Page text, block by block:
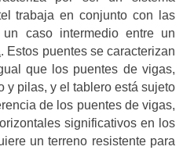
trabaja en conjunto con las
caso intermedio entre un
. Estos puentes se caracterizan
que los puentes de vigas,
y pilas, y el tablero está sujeto
de los puentes de vigas,
significativos en los
un terreno resistente para